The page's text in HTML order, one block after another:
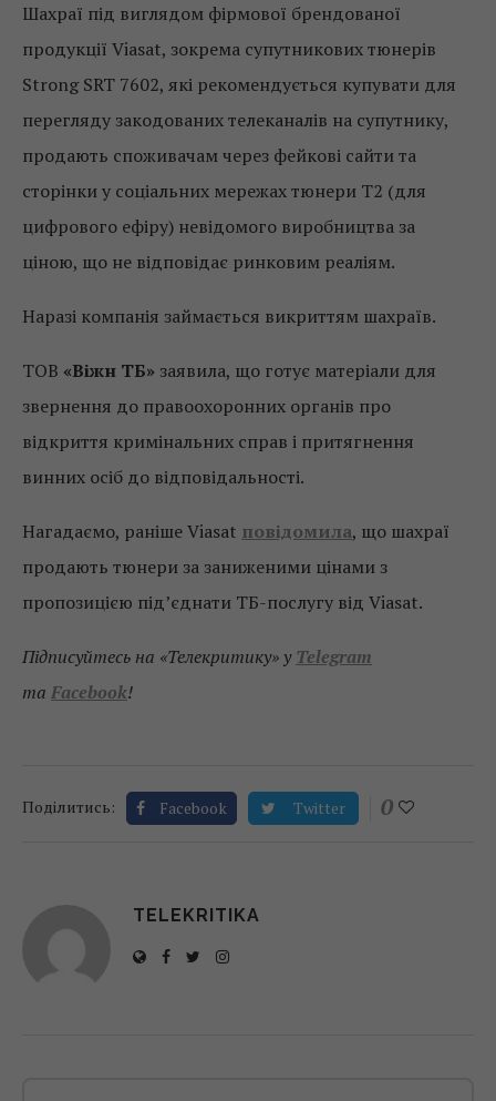
Шахраї під виглядом фірмової брендованої
продукції Viasat, зокрема супутникових тюнерів
Strong SRT 7602, які рекомендується купувати для
перегляду закодованих телеканалів на супутнику,
продають споживачам через фейкові сайти та
сторінки у соціальних мережах тюнери Т2 (для
цифрового ефіру) невідомого виробництва за
ціною, що не відповідає ринковим реаліям.
Наразі компанія займається викриттям шахраїв.
ТОВ «Віжн ТБ» заявила, що готує матеріали для
звернення до правоохоронних органів про
відкриття кримінальних справ і притягнення
винних осіб до відповідальності.
Нагадаємо, раніше Viasat повідомила, що шахраї
продають тюнери за заниженими цінами з
пропозицією під’єднати ТБ-послугу від Viasat.
Підписуйтесь на «Телекритику» у Telegram
та Facebook!
Поділитись: Facebook Twitter 0
TELEKRITIKA